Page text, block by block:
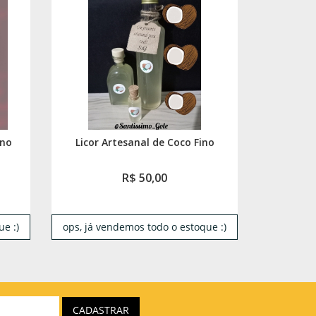
:)
Licor Artesanal de Coco Fino
R$ 50,00
ops, já vendemos todo o estoque :)